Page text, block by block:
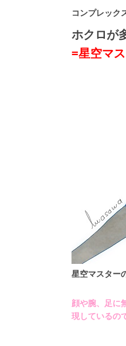
コンプレック
ホクロが
=星空マ
星空マスター
顔や腕、足に
現しているの